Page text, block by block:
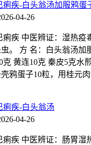
痢疾-白头翁汤加服鸦蛋
04-26
痢疾 中医辨证：湿热疫
。 方 名：白头翁汤加
克 黄连10克 秦皮5克水
鸦蛋子10粒，用桂元
痢疾-白头翁汤
04-26
疾 中医辨证：肠胃湿